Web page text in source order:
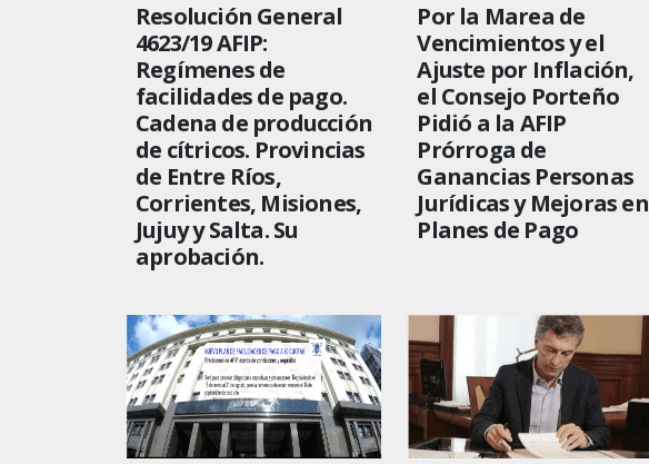
Resolución General
4623/19 AFIP:
Regímenes de
facilidades de pago.
Cadena de producción
de cítricos. Provincias
de Entre Ríos,
Corrientes, Misiones,
Jujuy y Salta. Su
aprobación.
Por la Marea de
Vencimientos y el
Ajuste por Inflación,
el Consejo Porteño
Pidió a la AFIP
Prórroga de
Ganancias Personas
Jurídicas y Mejoras en
Planes de Pago